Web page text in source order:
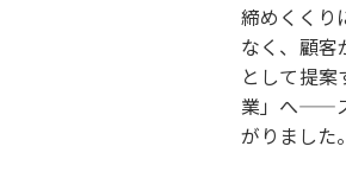
締めくくり
なく、顧客
として提
業」へ——
がりました。